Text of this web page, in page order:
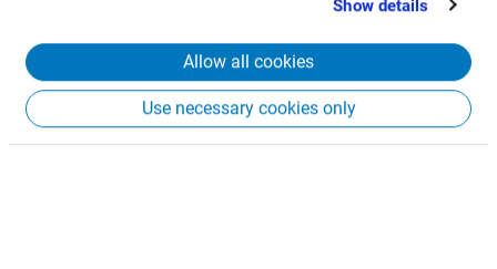
Show details
Allow all cookies
Use necessary cookies only